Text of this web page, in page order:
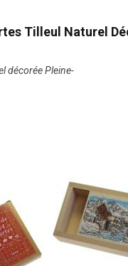
Tilleul Naturel
décorée Pleine-